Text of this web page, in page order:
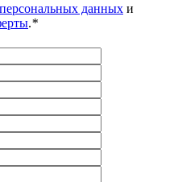
персональных данных и
.*